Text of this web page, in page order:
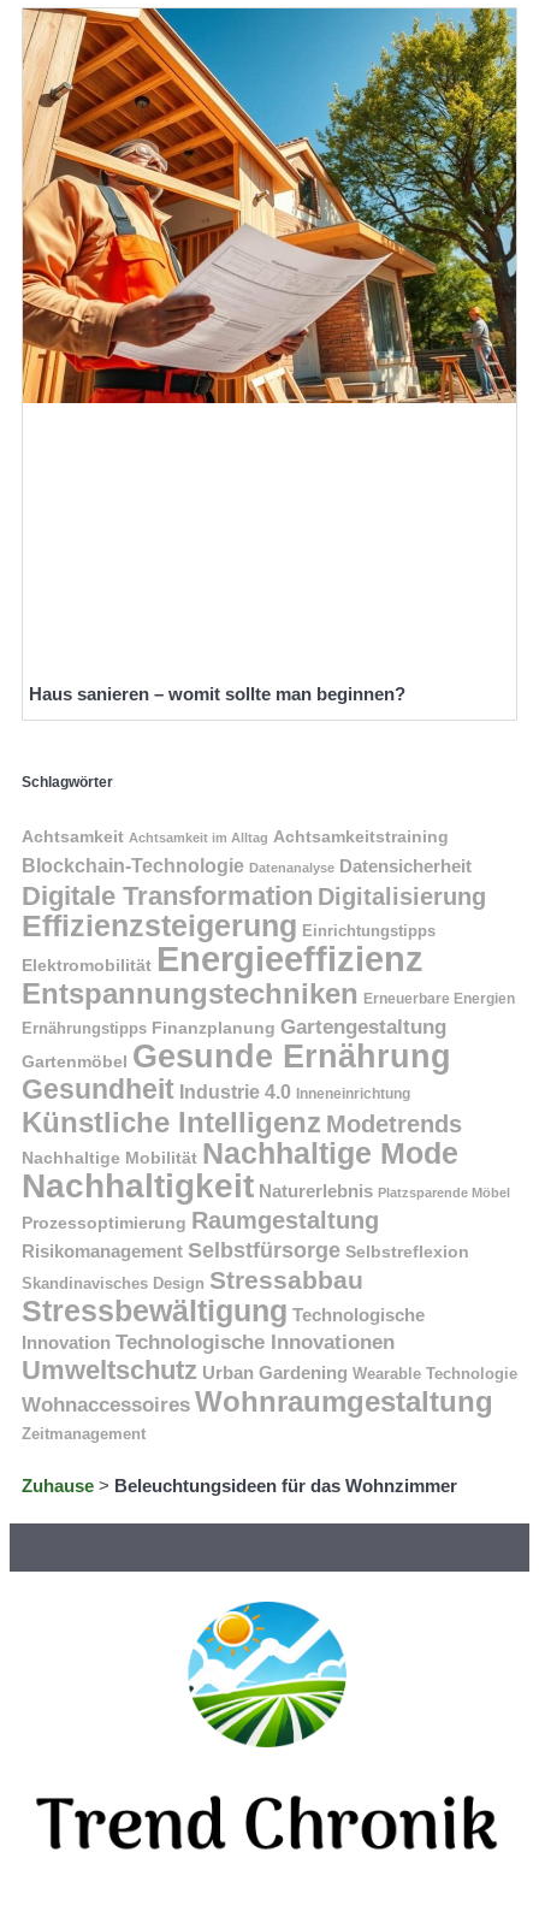
Haus sanieren – womit sollte man beginnen?
Schlagwörter
Achtsamkeit Achtsamkeit im Alltag Achtsamkeitstraining
Blockchain-Technologie Datenanalyse Datensicherheit
Digitale Transformation Digitalisierung
Effizienzsteigerung Einrichtungstipps
Elektromobilität Energieeffizienz
Entspannungstechniken Erneuerbare Energien
Ernährungstipps Finanzplanung Gartengestaltung
Gartenmöbel Gesunde Ernährung
Gesundheit Industrie 4.0 Inneneinrichtung
Künstliche Intelligenz Modetrends
Nachhaltige Mobilität Nachhaltige Mode
Nachhaltigkeit Naturerlebnis Platzsparende Möbel
Prozessoptimierung Raumgestaltung
Risikomanagement Selbstfürsorge Selbstreflexion
Skandinavisches Design Stressabbau
Stressbewältigung Technologische
Innovation Technologische Innovationen
Umweltschutz Urban Gardening Wearable Technologie
Wohnaccessoires Wohnraumgestaltung
Zeitmanagement
Zuhause > Beleuchtungsideen für das Wohnzimmer